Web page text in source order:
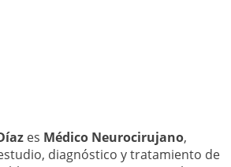
es Médico Neurocirujano,
diagnóstico y tratamiento de